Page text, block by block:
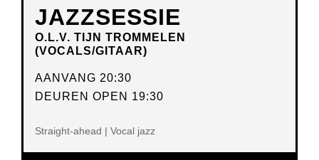
JAZZSESSIE
O.L.V. TIJN TROMMELEN
(VOCALS/GITAAR)
AANVANG 20:30
DEUREN OPEN 19:30
Straight-ahead | Vocal jazz